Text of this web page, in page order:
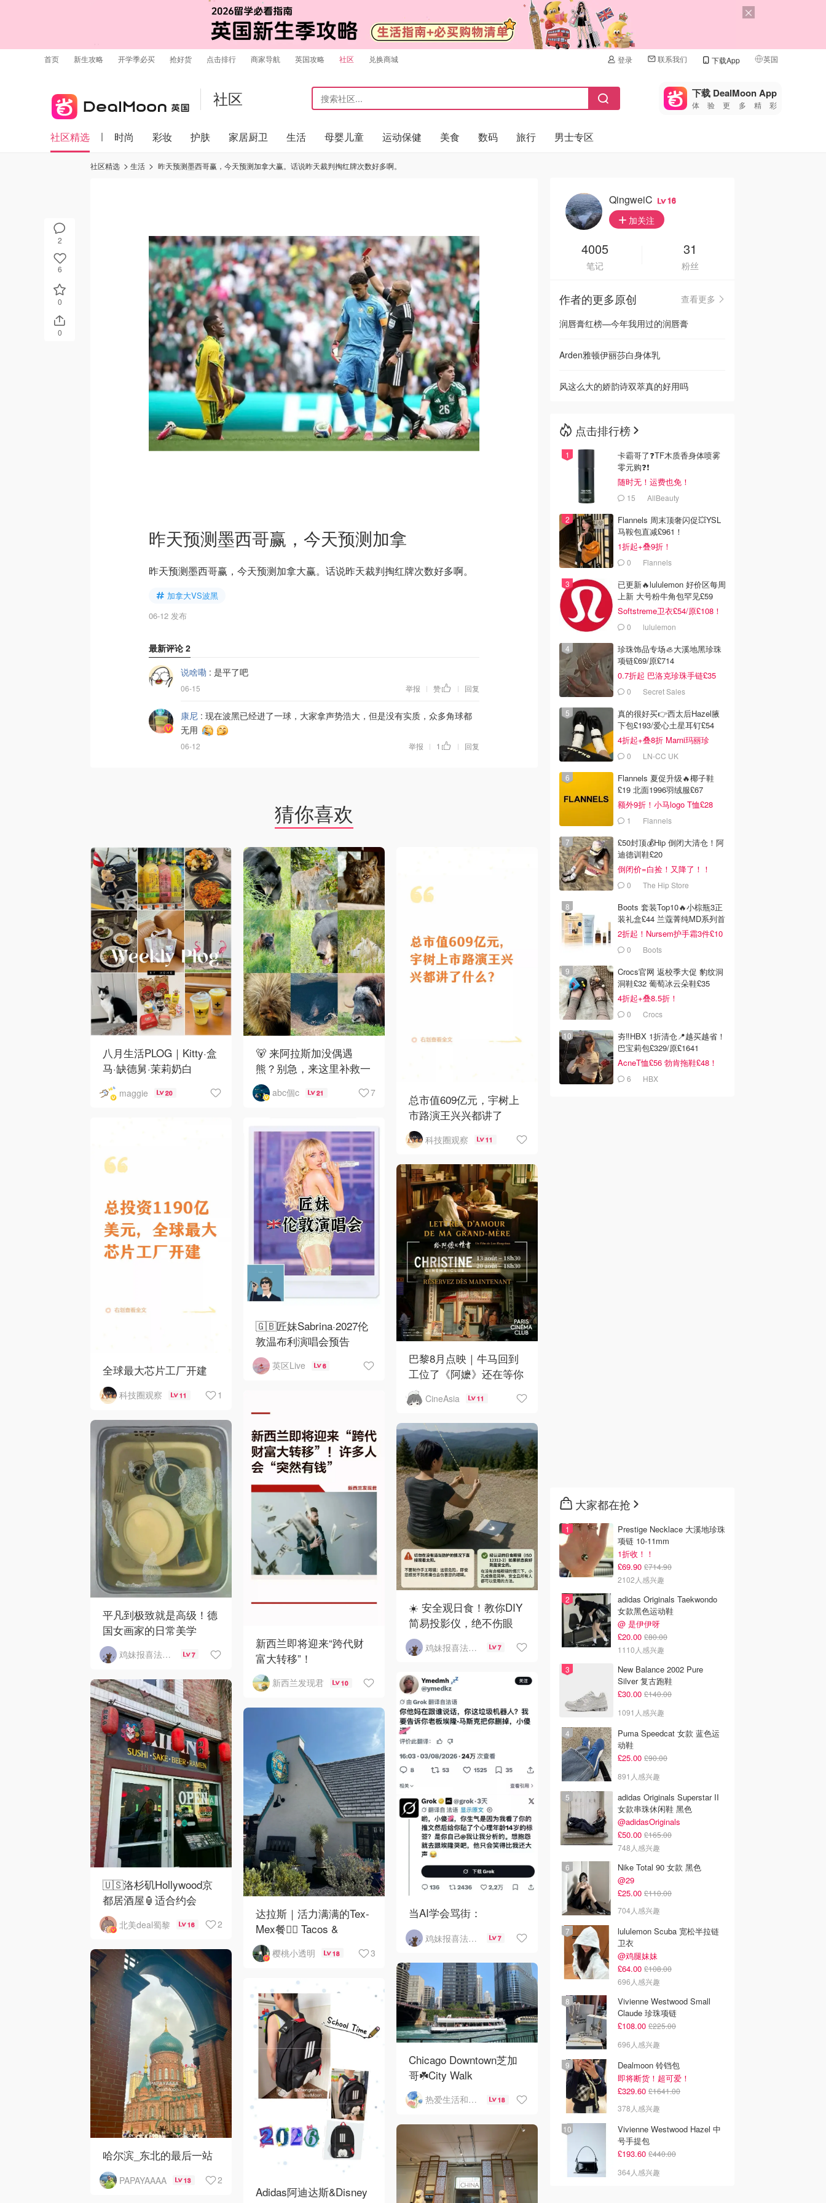
首页 新生攻略 开学季必买 抢好货 点击排行 商家导航 英国攻略 社区 兑换商城 登录 联系我们 下载App 英国
🇺🇸
🇨🇳 中国
🇦🇺
🇳🇿新西兰
社区 下载 DealMoon App
体验更多精彩
社区精选 时尚 彩妆 护肤 家居厨卫 生活 母婴儿童 运动保健 美食 数码 旅行 男士专区
2
6
0
0
社区精选 生活 昨天预测墨西哥赢，今天预测加拿大赢。话说昨天裁判掏红牌次数好多啊。
昨天预测墨西哥赢，今天预测加拿
昨天预测墨西哥赢，今天预测加拿大赢。话说昨天裁判掏红牌次数好多啊。
加拿大VS波黑
06-12 发布
最新评论 2
说啥嘞 : 是平了吧
06-15 举报 | 赞 | 回复
康尼 : 现在波黑已经进了一球，大家拿声势浩大，但是没有实质，众多角球都
无用
06-12 举报 | 1 | 回复
猜你喜欢
八月生活PLOG｜Kitty·盒
马·缺德舅·茉莉奶白
·Costco·Wendy's
maggie 20
🐻 来阿拉斯加没偶遇
熊？别急，来这里补救一
下！
abc個c 21 7
总市值609亿元，宇树上
市路演王兴兴都讲了
科技圈观察 11
全球最大芯片工厂开建
科技圈观察 11 1
🇬🇧匠妹Sabrina·2027伦
敦温布利演唱会预告
英区Live 6
巴黎8月点映｜牛马回到
工位了《阿嬷》还在等你
CineAsia 11
新西兰即将迎来“跨代财
富大转移”！
新西兰发现君 10
平凡到极致就是高级！德
国女画家的日常美学
鸡妹报喜法国实用信息版 7
☀️ 安全观日食！教你DIY
简易投影仪，绝不伤眼
鸡妹报喜法国实用信息版 7
当AI学会骂街：
鸡妹报喜法国实用信息版 7
🇺🇸洛杉矶Hollywood京
都居酒屋🏮适合约会
北美deal蜀黎 16 2
达拉斯｜活力满满的Tex-
Mex餐👉🏼 Tacos &
Avocados
樱桃小透明 18 3
哈尔滨_东北的最后一站
PAPAYAAAA 13 2
Chicago Downtown芝加
哥☘️City Walk
热爱生活和自由的轻舞飞扬 18
Adidas阿迪达斯&Disney
QingweiC 16
加关注
4005
笔记
31
粉丝
作者的更多原创
查看更多
润唇膏红榜—今年我用过的润唇膏
Arden雅顿伊丽莎白身体乳
风这么大的娇韵诗双萃真的好用吗
点击排行榜
卡霸哥了❓TF木质香身体喷雾
零元购❓❗
随时无！运费也免！
15 AllBeauty
Flannels 周末顶奢闪促💥YSL
马鞍包直减£961！
1折起+叠9折！
0 Flannels
已更新🔥lululemon 好价区每周
上新 大号粉牛角包罕见£59
Softstreme卫衣£54/原£108！
0 lululemon
珍珠饰品专场🦪大溪地黑珍珠
项链£69/原£714
0.7折起 巴洛克珍珠手链£35
0 Secret Sales
真的很好买👉西太后Hazel腋
下包£193/爱心土星耳钉£54
4折起+叠8折 Marni玛丽珍
£2120 LN-CC UK
Flannels 夏促升级🔥椰子鞋
£19 北面1996羽绒服£67
额外9折！小马logo T恤£28
1 Flannels
£50封顶💰Hip 倒闭大清仓！阿
迪德训鞋£20
倒闭价=白捡！又降了！！
0 The Hip Store
Boots 套装Top10🔥小棕瓶3正
装礼盒£44 兰蔻菁纯MD系列首
折
2折起！Nursem护手霜3件£10
0 Boots
Crocs官网 返校季大促 豹纹洞
洞鞋£32 葡萄冰云朵鞋£35
4折起+叠8.5折！
0 Crocs
夯‼️HBX 1折清仓📍越买越省！
巴宝莉包£329/原£1641
AcneT恤£56 勃肯拖鞋£48！
6 HBX
大家都在抢
Prestige Necklace 大溪地珍珠
项链 10-11mm
1折收！！
£69.90 £714.90
2102人感兴趣
adidas Originals Taekwondo
女款黑色运动鞋
@ 是伊伊呀
£20.00 £80.00
1110人感兴趣
New Balance 2002 Pure
Silver 复古跑鞋
£30.00 £140.00
1091人感兴趣
Puma Speedcat 女款 蓝色运
动鞋
£25.00 £90.00
891人感兴趣
adidas Originals Superstar II
女款串珠休闲鞋 黑色
@adidasOriginals
£50.00 £165.00
748人感兴趣
Nike Total 90 女款 黑色
@29
£25.00 £110.00
704人感兴趣
lululemon Scuba 宽松半拉链
卫衣
@鸡腿妹妹
£64.00 £108.00
696人感兴趣
Vivienne Westwood Small
Claude 珍珠项链
£108.00 £225.00
696人感兴趣
Dealmoon 铃铛包
即将断货！超可爱！
£329.60 £1641.00
378人感兴趣
Vivienne Westwood Hazel 中
号手提包
£193.60 £440.00
364人感兴趣